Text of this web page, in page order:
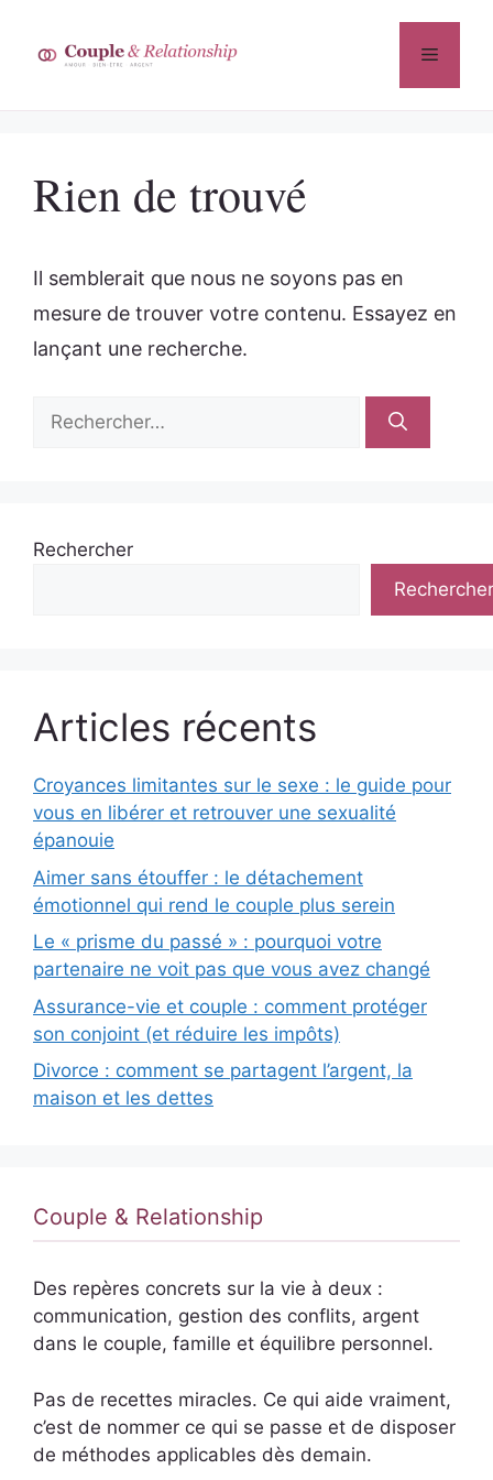
contenu
Menu
Rien de trouvé
Il semblerait que nous ne soyons pas en
mesure de trouver votre contenu. Essayez en
lançant une recherche.
Rechercher :
Rechercher
Rechercher
Articles récents
Croyances limitantes sur le sexe : le guide pour
vous en libérer et retrouver une sexualité
épanouie
Aimer sans étouffer : le détachement
émotionnel qui rend le couple plus serein
Le « prisme du passé » : pourquoi votre
partenaire ne voit pas que vous avez changé
Assurance-vie et couple : comment protéger
son conjoint (et réduire les impôts)
Divorce : comment se partagent l’argent, la
maison et les dettes
Couple & Relationship
Des repères concrets sur la vie à deux :
communication, gestion des conflits, argent
dans le couple, famille et équilibre personnel.
Pas de recettes miracles. Ce qui aide vraiment,
c’est de nommer ce qui se passe et de disposer
de méthodes applicables dès demain.